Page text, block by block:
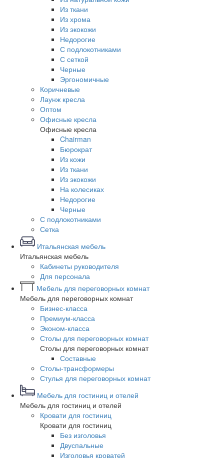
Из ткани
Из хрома
Из экокожи
Недорогие
С подлокотниками
С сеткой
Черные
Эргономичные
Коричневые
Лаунж кресла
Оптом
Офисные кресла
Офисные кресла
Chairman
Бюрократ
Из кожи
Из ткани
Из экокожи
На колесиках
Недорогие
Черные
С подлокотниками
Сетка
Итальянская мебель
Итальянская мебель
Кабинеты руководителя
Для персонала
Мебель для переговорных комнат
Мебель для переговорных комнат
Бизнес-класса
Премиум-класса
Эконом-класса
Столы для переговорных комнат
Столы для переговорных комнат
Составные
Столы-трансформеры
Стулья для переговорных комнат
Мебель для гостиниц и отелей
Мебель для гостиниц и отелей
Кровати для гостиниц
Кровати для гостиниц
Без изголовья
Двуспальные
Изголовья кроватей